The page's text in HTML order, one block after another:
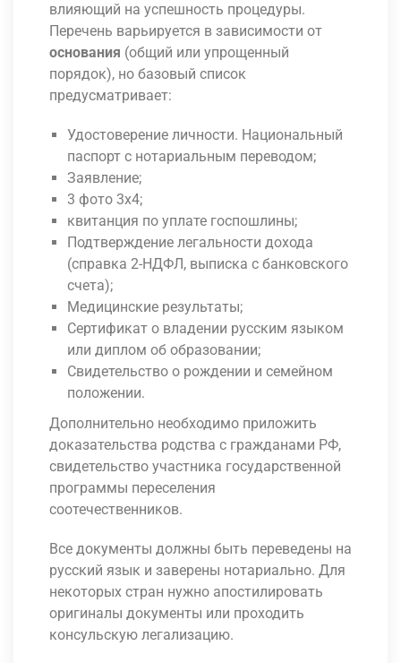
влияющий на успешность процедуры.
Перечень варьируется в зависимости от
основания (общий или упрощенный
порядок), но базовый список
предусматривает:
Удостоверение личности. Национальный
паспорт с нотариальным переводом;
Заявление;
3 фото 3х4;
квитанция по уплате госпошлины;
Подтверждение легальности дохода
(справка 2-НДФЛ, выписка с банковского
счета);
Медицинские результаты;
Сертификат о владении русским языком
или диплом об образовании;
Свидетельство о рождении и семейном
положении.
Дополнительно необходимо приложить
доказательства родства с гражданами РФ,
свидетельство участника государственной
программы переселения
соотечественников.
Все документы должны быть переведены на
русский язык и заверены нотариально. Для
некоторых стран нужно апостилировать
оригиналы документы или проходить
консульскую легализацию.